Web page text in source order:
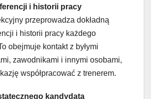
i historii pracy
przeprowadza dokładną
i historii pracy każdego
obejmuje kontakt z byłymi
zawodnikami i innymi osobami,
współpracować z trenerem.
kandydata